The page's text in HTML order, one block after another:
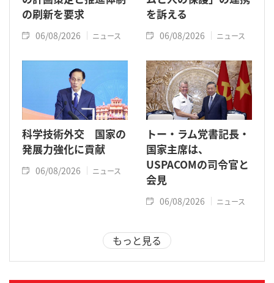
の刷新を要求
06/08/2026 ニュース
を訴える
06/08/2026 ニュース
科学技術外交 国家の
発展力強化に貢献
06/08/2026 ニュース
トー・ラム党書記長・
国家主席は、
USPACOMの司令官と
会見
06/08/2026 ニュース
もっと見る